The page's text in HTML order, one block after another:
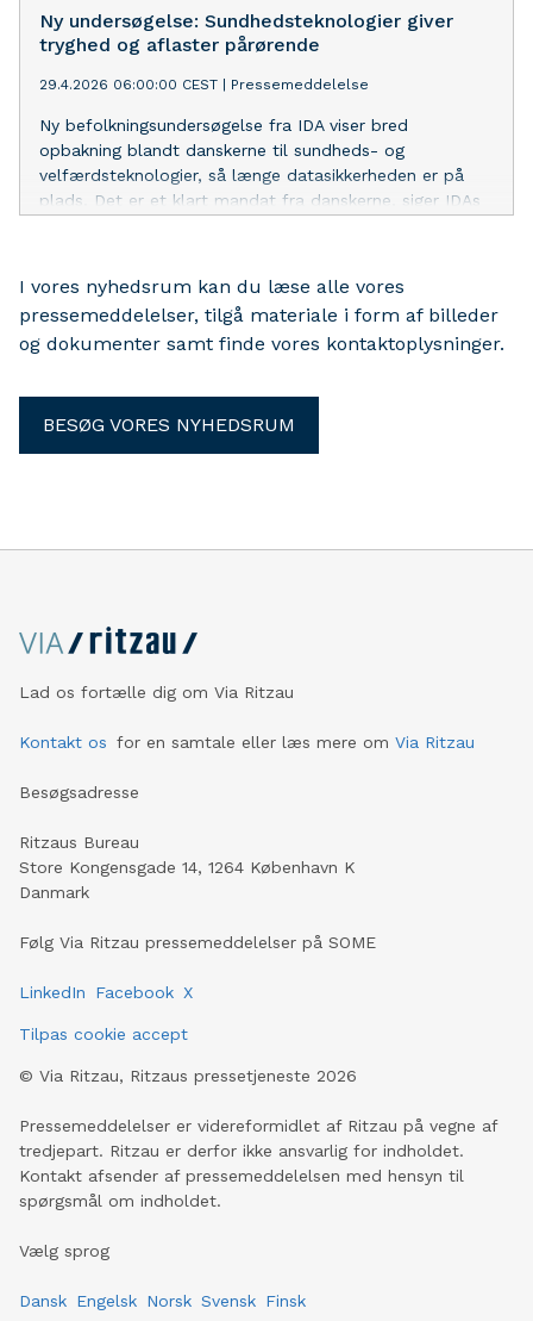
står over for, spiller teknologi en hovedrolle. Derfor er
det simpelthen så vigtigt, at teknologi går igennem
vi skal gribe, og som et felt, hvor vi skal have kontrol
modigt og ansvarligt og det fortjener stor ros”, siger
Laura Klitgaard, formand i IDA.
Ny undersøgelse: Sundhedsteknologier giver
tryghed og aflaster pårørende
29.4.2026 06:00:00 CEST Pressemeddelelse
Ny befolkningsundersøgelse fra IDA viser bred
opbakning blandt danskerne til sundheds- og
velfærdsteknologier, så længe datasikkerheden er på
plads. Det er et klart mandat fra danskerne, siger IDAs
I vores nyhedsrum kan du læse alle vores
pressemeddelelser, tilgå materiale i form af billeder
og dokumenter samt finde vores kontaktoplysninger.
BESØG VORES NYHEDSRUM
Lad os fortælle dig om Via Ritzau
Kontakt os for en samtale eller læs mere om Via Ritzau
Besøgsadresse
Ritzaus Bureau
Store Kongensgade 14, 1264 København K
Danmark
Følg Via Ritzau pressemeddelelser på SOME
LinkedIn Facebook X
Tilpas cookie accept
© Via Ritzau, Ritzaus pressetjeneste 2026
Pressemeddelelser er videreformidlet af Ritzau på vegne af
tredjepart. Ritzau er derfor ikke ansvarlig for indholdet.
Kontakt afsender af pressemeddelelsen med hensyn til
spørgsmål om indholdet.
Vælg sprog
Dansk Engelsk Norsk Svensk Finsk